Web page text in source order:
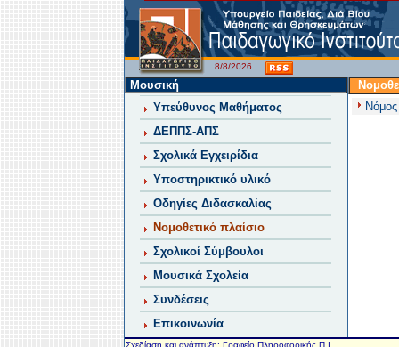
8/8/2026
Μουσική
Υπεύθυνος Μαθήματος
ΔΕΠΠΣ-ΑΠΣ
Σχολικά Εγχειρίδια
Υποστηρικτικό υλικό
Οδηγίες Διδασκαλίας
Νομοθετικό πλαίσιο
Σχολικοί Σύμβουλοι
Μουσικά Σχολεία
Συνδέσεις
Επικοινωνία
Σχεδίαση και ανάπτυξη: Γραφείο Πληροφορικής Π.Ι.